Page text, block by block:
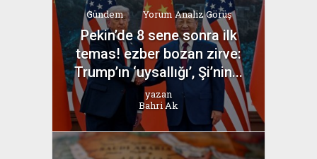
Gündem Yorum Analiz Görüş
Pekin’de 8 sene sonra ilk
temas! ezber bozan zirve:
Trump’ın ‘uysallığı’, Şi’nin...
yazan
Bahri Ak